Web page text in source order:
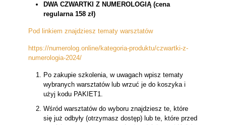
DWA CZWARTKI Z NUMEROLOGIĄ (cena
regularna 158 zł)
Pod linkiem znajdziesz tematy warsztatów
https://numerolog.online/kategoria-produktu/czwartki-z-
numerologia-2024/
Po zakupie szkolenia, w uwagach wpisz tematy
wybranych warsztatów lub wrzuć je do koszyka i
użyj kodu PAKIET1.
Wśród warsztatów do wyboru znajdziesz te, które
się już odbyły (otrzymasz dostęp) lub te, które przed